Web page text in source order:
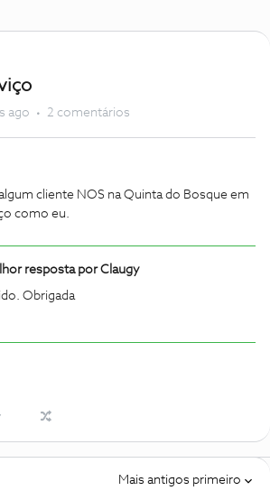
ago 2 comentários
cliente NOS na Quinta do Bosque em
como eu.
resposta porClaugy
Obrigada
Mais antigos primeiro